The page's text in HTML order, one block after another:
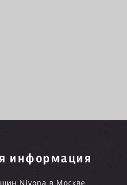
информация
Nivona в Москве